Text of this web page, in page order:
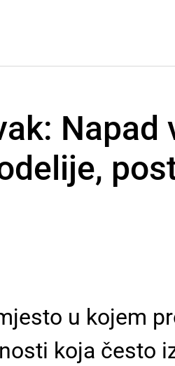
u kojem
koja često